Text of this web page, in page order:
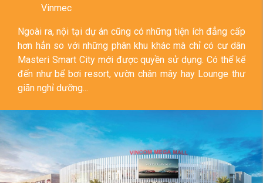
Vinmec
Ngoài ra, nội tại dự án cũng có những tiện ích đẳng cấp
hơn hẳn so với những phân khu khác mà chỉ có cư dân
Masteri Smart City mới được quyền sử dụng. Có thể kể
đến như bể bơi resort, vườn chân mây hay Lounge thư
giãn nghỉ dưỡng...